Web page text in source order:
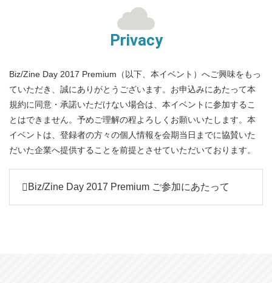
Privacy
Biz/Zine Day 2017 Premium（以下、本イベント）へご興味をもっ
ていただき、誠にありがとうございます。お申込みにあたって本
規約に同意・承諾いただけない場合は、本イベントに参加するこ
とはできません。予めご理解の程よろしくお願いいたします。本
イベントは、登録者の方々の個人情報を会期当日までに協賛いた
だいた企業へ提供することを前提とさせていただいております。
Biz/Zine Day 2017 Premium ご参加にあたって